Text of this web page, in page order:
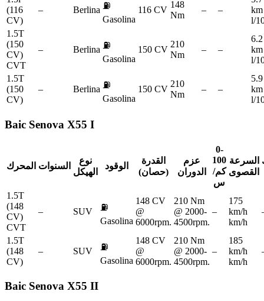
(116
CV)
– Berlina ⛽
Gasolina
116 CV
148
Nm
– –
km
l/
1.5T
(150
CV)
CVT
– Berlina ⛽
Gasolina
150 CV
210
Nm
– –
km
l/
1.5T
(150
CV)
– Berlina ⛽
Gasolina
150 CV
210
Nm
– –
km
l/
Baic Senova X55 I
المحرك السنوات
نوع
الهيكل
الوقود
القدرة
(حصان)
عزم
الدوران
0-
100
كم/
س
السرعة
القصوى
1.5T
(148
CV)
CVT
– SUV
⛽
Gasolina
148 CV
@
6000rpm.
210 Nm
@ 2000-
4500rpm.
–
175
km/h
km/h
1.5T
(148
CV)
– SUV
⛽
Gasolina
148 CV
@
6000rpm.
210 Nm
@ 2000-
4500rpm.
–
185
km/h
km/h
Baic Senova X55 II